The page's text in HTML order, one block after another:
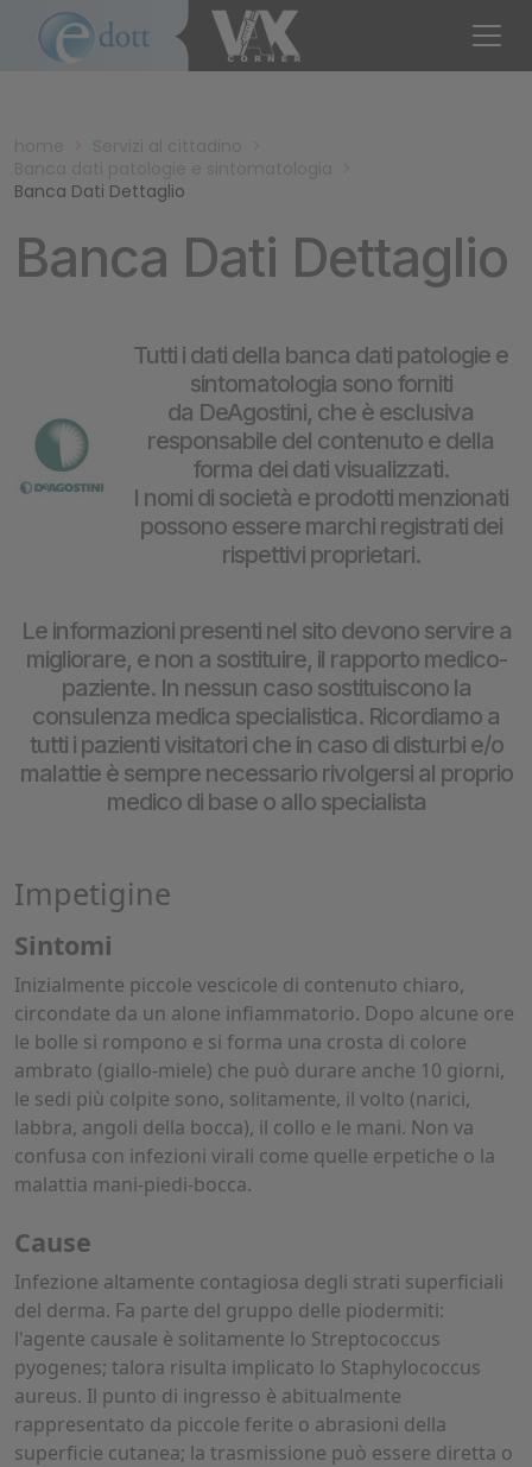
>
>
>
Banca Dati Dettaglio
Banca Dati Dettaglio
Tutti i dati della banca dati patologie e
sintomatologia sono forniti
da DeAgostini, che è esclusiva
responsabile del contenuto e della
forma dei dati visualizzati.
I nomi di società e prodotti menzionati
possono essere marchi registrati dei
rispettivi proprietari.
Le informazioni presenti nel sito devono servire a
migliorare, e non a sostituire, il rapporto medico-
paziente. In nessun caso sostituiscono la
consulenza medica specialistica. Ricordiamo a
tutti i pazienti visitatori che in caso di disturbi e/o
malattie è sempre necessario rivolgersi al proprio
medico di base o allo specialista
Impetigine
Sintomi
Inizialmente piccole vescicole di contenuto chiaro,
circondate da un alone infiammatorio. Dopo alcune ore
le bolle si rompono e si forma una crosta di colore
ambrato (giallo-miele) che può durare anche 10 giorni,
le sedi più colpite sono, solitamente, il volto (narici,
labbra, angoli della bocca), il collo e le mani. Non va
confusa con infezioni virali come quelle erpetiche o la
malattia mani-piedi-bocca.
Cause
Infezione altamente contagiosa degli strati superficiali
del derma. Fa parte del gruppo delle piodermiti:
l'agente causale è solitamente lo Streptococcus
pyogenes; talora risulta implicato lo Staphylococcus
aureus. Il punto di ingresso è abitualmente
rappresentato da piccole ferite o abrasioni della
superficie cutanea; la trasmissione può essere diretta o